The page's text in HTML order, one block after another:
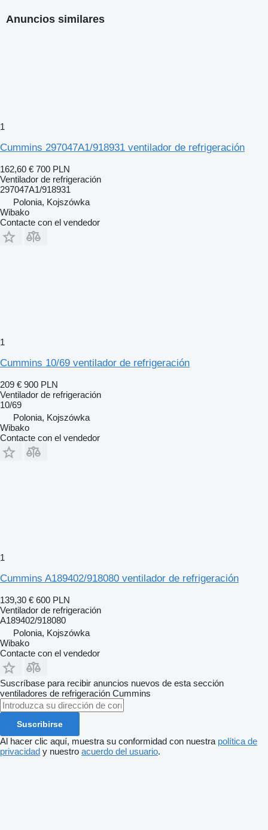
Anuncios similares
1
Cummins 297047A1/918931 ventilador de refrigeración
162,60 € 700 PLN
Ventilador de refrigeración
297047A1/918931
Polonia, Kojszówka
Wibako
Contacte con el vendedor
1
Cummins 10/69 ventilador de refrigeración
209 € 900 PLN
Ventilador de refrigeración
10/69
Polonia, Kojszówka
Wibako
Contacte con el vendedor
1
Cummins A189402/918080 ventilador de refrigeración
139,30 € 600 PLN
Ventilador de refrigeración
A189402/918080
Polonia, Kojszówka
Wibako
Contacte con el vendedor
Suscríbase para recibir anuncios nuevos de esta sección
ventiladores de refrigeración Cummins
Suscribirse
Al hacer clic aquí, muestra su conformidad con nuestra política de
privacidad y nuestro acuerdo del usuario.